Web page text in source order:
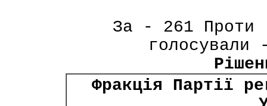
За - 261 Проти
Фракція Партії